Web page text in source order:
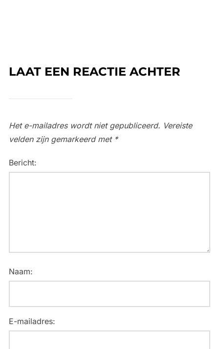
LAAT EEN REACTIE ACHTER
Het e-mailadres wordt niet gepubliceerd. Vereiste
velden zijn gemarkeerd met *
Bericht:
Naam:
E-mailadres: